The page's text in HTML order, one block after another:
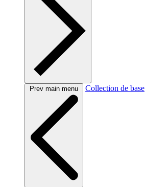
Prev main menu Collection de base